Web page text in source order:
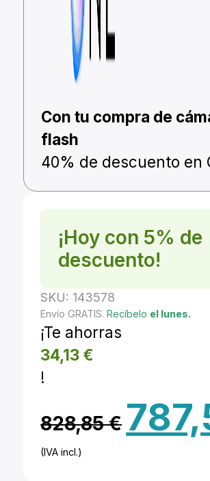
Con tu compra de
flash
40% de descuento en
¡Hoy con 5% de
descuento!
SKU: 143578
Envío GRATIS. Recíbelo el lunes.
¡Te ahorras
34,13 €
!
828,85€
El
precio
(IVA incl.)